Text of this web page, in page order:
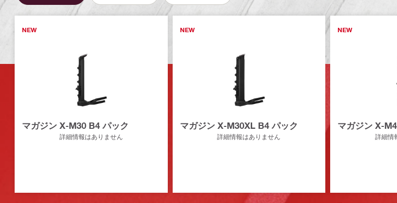
NEW
マガジン X-M30 B4 パック
詳細情報はありません
NEW
マガジン X-M30XL B4 パック
詳細情報はありません
NEW
マガジン X-
詳細情